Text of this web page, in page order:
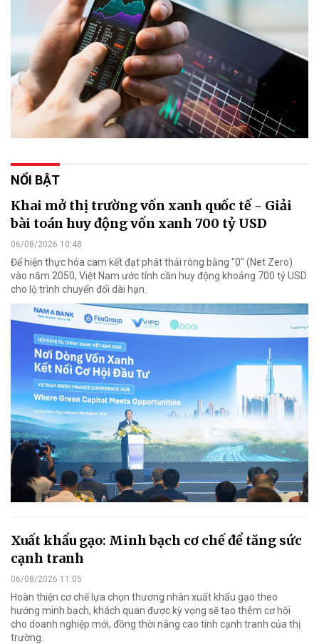
NỔI BẬT
Khai mở thị trường vốn xanh quốc tế - Giải
bài toán huy động vốn xanh 700 tỷ USD
06/08/2026 10:48
Để hiện thực hóa cam kết đạt phát thải ròng bằng "0" (Net Zero)
vào năm 2050, Việt Nam ước tính cần huy động khoảng 700 tỷ USD
cho lộ trình chuyển đổi dài hạn.
Xuất khẩu gạo: Minh bạch cơ chế để tăng sức
cạnh tranh
06/08/2026 11:05
Hoàn thiện cơ chế lựa chọn thương nhân xuất khẩu gạo theo
hướng minh bạch, khách quan được kỳ vọng sẽ tạo thêm cơ hội
cho doanh nghiệp mới, đồng thời nâng cao tính cạnh tranh của thị
trường.